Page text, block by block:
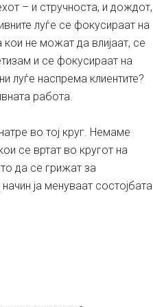
– и стручноста, и дождот,
луѓе се фокусираат на
кои не можат да влијаат, се
и се фокусираат на
луѓе наспрема клиентите?
работа.
во тој круг. Немаме
се вртат во кругот на
да се грижат за
ја менуваат состојбата